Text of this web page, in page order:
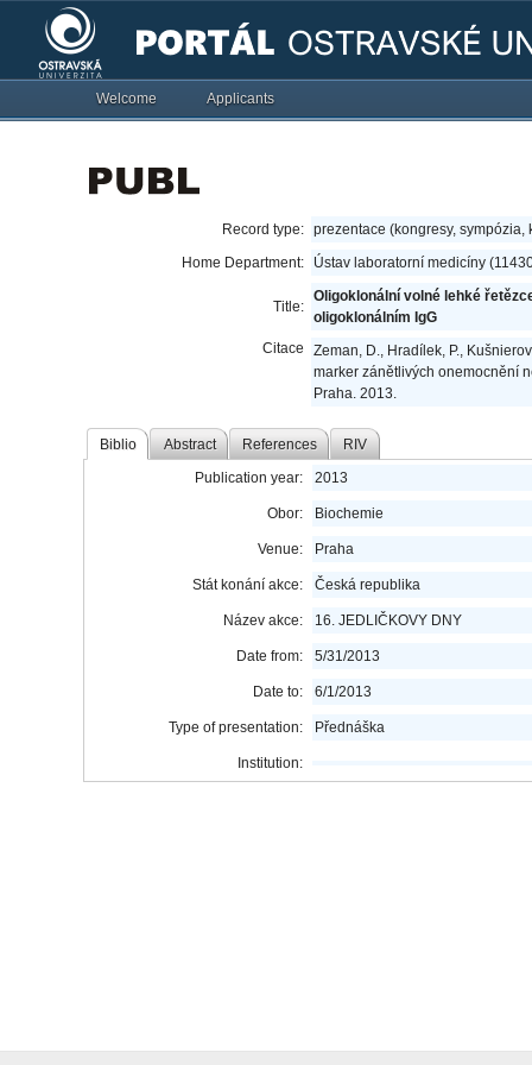
Welcome Applicants
Record type: prezentace (kongresy, sympózia,
Home Department:
Ústav laboratorní medicíny
Title:
Oligoklonální volné lehké
oligoklonálním IgG
Citace
Zeman, D., Hradílek, P.,
marker zánětlivých onemocnění
Praha. 2013.
Biblio Abstract References RIV
Publication year: 2013
Obor: Biochemie
Venue: Praha
Stát konání akce: Česká republika
Název akce: 16. JEDLIČKOVY DNY
Date from: 5/31/2013
Date to: 6/1/2013
Type of presentation: Přednáška
Institution: